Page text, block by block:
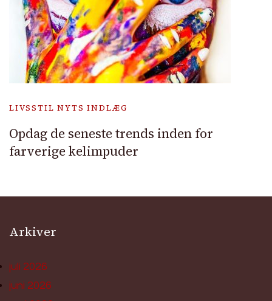
LIVSSTIL NYTS INDLÆG
Opdag de seneste trends inden for
farverige kelimpuder
Arkiver
juli 2026
juni 2026